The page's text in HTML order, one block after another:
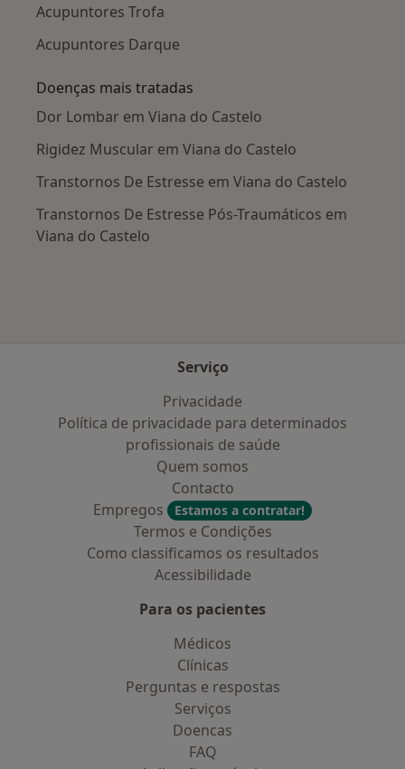
Acupuntores Trofa
Acupuntores Darque
Doenças mais tratadas
Dor Lombar em Viana do Castelo
Rigidez Muscular em Viana do Castelo
Transtornos De Estresse em Viana do Castelo
Transtornos De Estresse Pós-Traumáticos em
Viana do Castelo
Serviço
Privacidade
Política de privacidade para determinados
profissionais de saúde
Quem somos
Contacto
Empregos
Estamos a contratar!
Termos e Condições
Como classificamos os resultados
Acessibilidade
Para os pacientes
Médicos
Clínicas
Perguntas e respostas
Serviços
Doencas
FAQ